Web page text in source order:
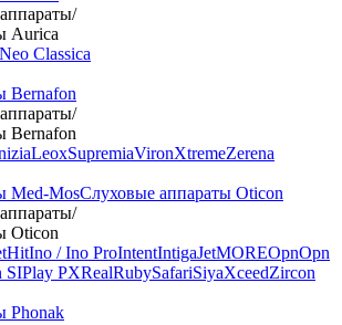
/
Aurica
Neo Classica
Bernafon
/
Bernafon
LeoxSupremiaVironXtremeZerena
Med-MosСлуховые аппараты Oticon
/
Oticon
HitIno / Ino ProIntentIntigaJetMOREOpnOpn
SIPlay PXRealRubySafariSiyaXceedZircon
Phonak